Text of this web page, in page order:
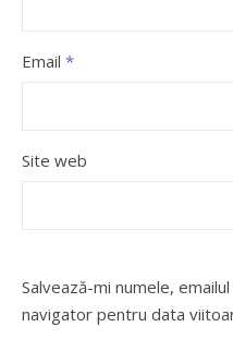
Email *
Site web
Salvează-mi numele,
navigator pentru data